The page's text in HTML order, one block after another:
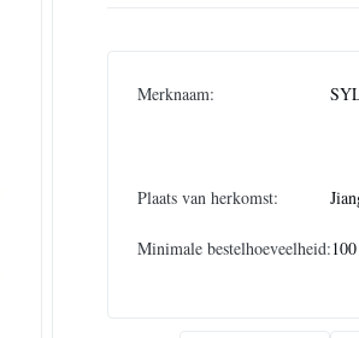
Merknaam:
Plaats van herkomst:
Minimale bestelhoeveelheid: